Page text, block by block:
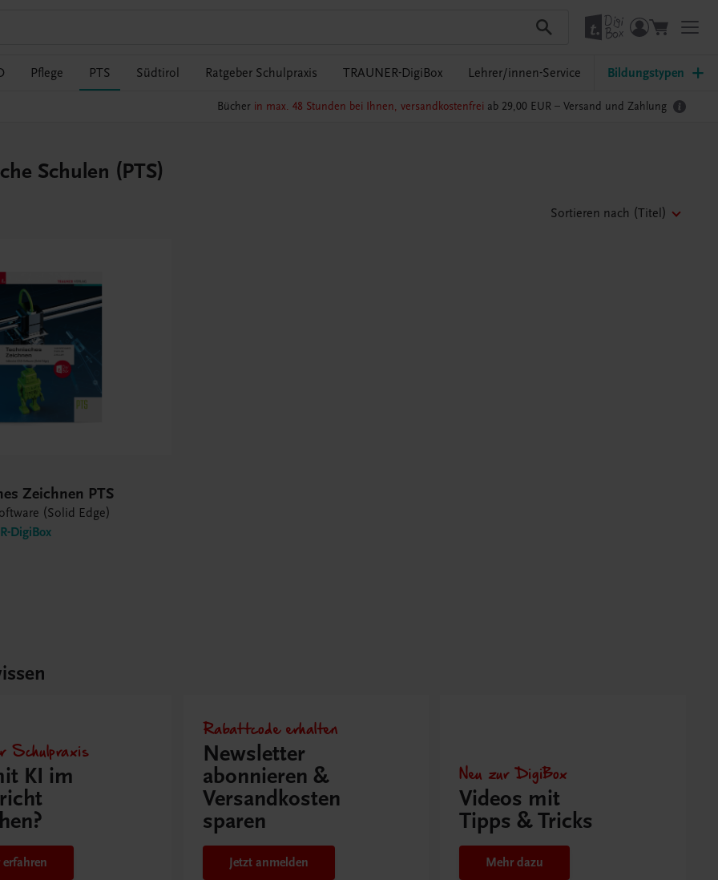
Pflege PTS Südtirol Ratgeber Schulpraxis TRAUNER-DigiBox Lehrer/innen-Service Bildungstypen
Bücher in max. 48 Stunden bei Ihnen, versandkostenfrei ab 29,00 EUR – Versand und Zahlung
Schulen (PTS)
Sortieren nach (Titel)
Zeichnen PTS
(Solid Edge)
DigiBox
Schulpraxis
KI im
erfahren
Rabattcode erhalten
Newsletter
abonnieren &
Versandkosten
sparen
Jetzt anmelden
Neu zur DigiBox
Videos mit
Tipps & Tricks
Mehr dazu